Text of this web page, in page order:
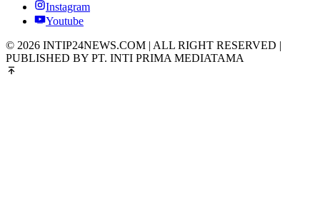
Instagram
Youtube
© 2026 INTIP24NEWS.COM | ALL RIGHT RESERVED |
PUBLISHED BY PT. INTI PRIMA MEDIATAMA